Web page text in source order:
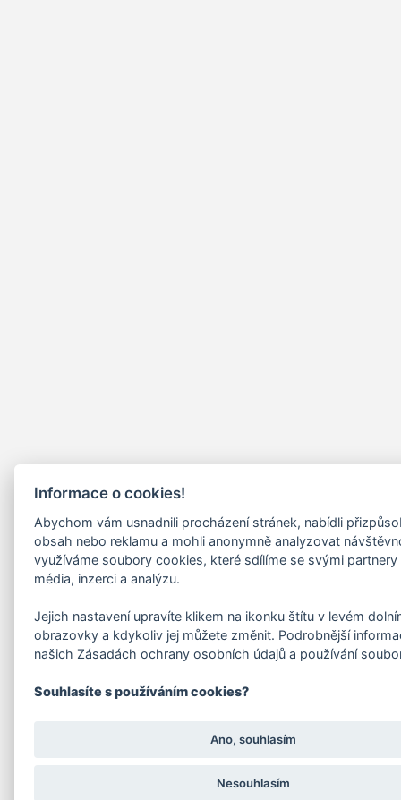
Informace o cookies!
Abychom vám usnadnili procházení stránek, nabídli
obsah nebo reklamu a mohli anonymně analyzovat
využíváme soubory cookies, které sdílíme se svými
média, inzerci a analýzu.
Jejich nastavení upravíte klikem na ikonku štítu v levém
obrazovky a kdykoliv jej můžete změnit. Podrobnější
našich Zásadách ochrany osobních údajů a používání
Souhlasíte s používáním cookies?
Ano, souhlasím
Nesouhlasím